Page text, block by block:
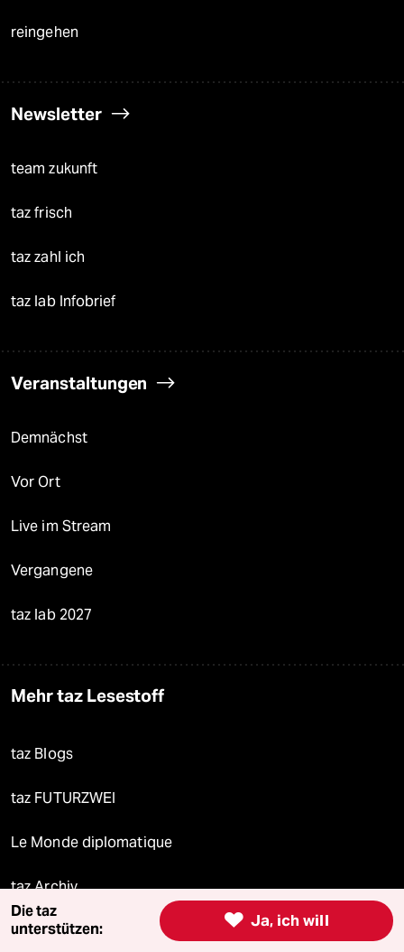
reingehen
Newsletter
team zukunft
taz frisch
taz zahl ich
taz lab Infobrief
Veranstaltungen
Demnächst
Vor Ort
Live im Stream
Vergangene
taz lab 2027
Mehr taz Lesestoff
taz Blogs
taz FUTURZWEI
Le Monde diplomatique
taz Archiv
 Ja, ich will
Die taz
unterstützen: